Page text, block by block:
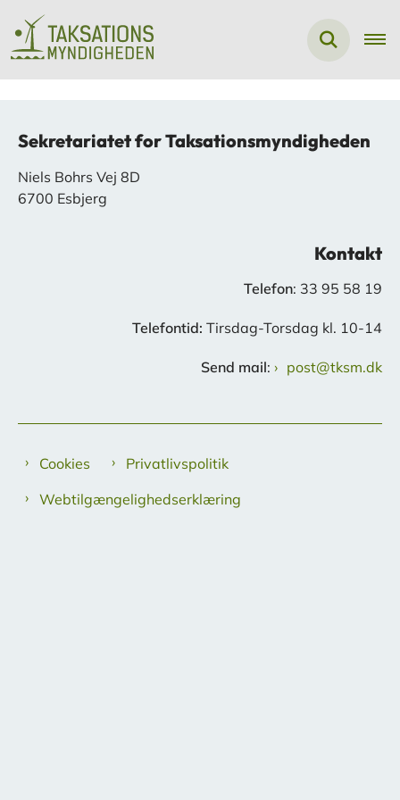
Sekretariatet for Taksationsmyndigheden
Niels Bohrs Vej 8D
6700 Esbjerg
Kontakt
Telefon: 33 95 58 19
Telefontid: Tirsdag-Torsdag kl. 10-14
Send mail: post@tksm.dk
Cookies
Privatlivspolitik
Webtilgængelighedserklæring